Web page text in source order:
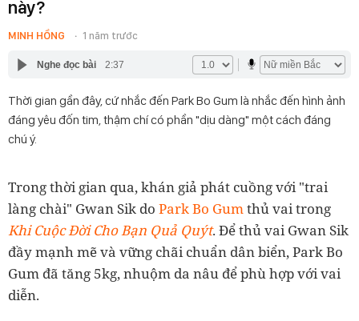
này?
MINH HỒNG 1 năm trước
Nghe đọc bài 2:37
Thời gian gần đây, cứ nhắc đến Park Bo Gum là nhắc đến hình ảnh
đáng yêu đốn tim, thậm chí có phần "dịu dàng" một cách đáng
chú ý.
Trong thời gian qua, khán giả phát cuồng với "trai
làng chài" Gwan Sik do Park Bo Gumthủ vai trong
Khi Cuộc Đời Cho Bạn Quả Quýt. Để thủ vai Gwan Sik
đầy mạnh mẽ và vững chãi chuẩn dân biển, Park Bo
Gum đã tăng 5kg, nhuộm da nâu để phù hợp với vai
diễn.